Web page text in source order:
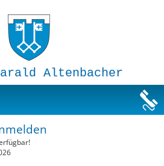
Altenbacher
Anlegerwohnungen